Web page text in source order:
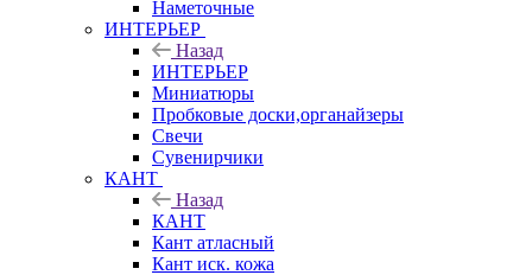
Наметочные
ИНТЕРЬЕР
Назад
ИНТЕРЬЕР
Миниатюры
Пробковые доски,органайзеры
Свечи
Сувенирчики
КАНТ
Назад
КАНТ
Кант атласный
Кант иск. кожа